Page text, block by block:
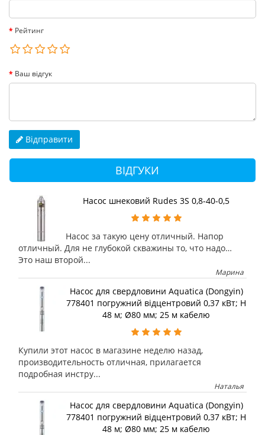
Рейтинг
Ваш відгук
Відправити
ВІДГУКИ
Насос шнековий Rudes 3S 0,8-40-0,5
Насос за такую цену отличный. Напор
отличный. Для не глубокой скважины то, что надо…
Это наш второй...
Марина
Насос для свердловини Aquatica (Dongyin)
778401 погружний відцентровий 0,37 кВт; H
48 м; Ø80 мм; 25 м кабелю
Купили этот насос в магазине неделю назад,
производительность отличная, прилагается
подробная инстру...
Наталья
Насос для свердловини Aquatica (Dongyin)
778401 погружний відцентровий 0,37 кВт; H
48 м; Ø80 мм; 25 м кабелю